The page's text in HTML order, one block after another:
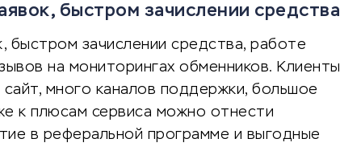
быстром зачислении средства
быстром зачислении средства, работе
на мониторингах обменников. Клиенты
много каналов поддержки, большое
к плюсам сервиса можно отнести
в реферальной программе и выгодные